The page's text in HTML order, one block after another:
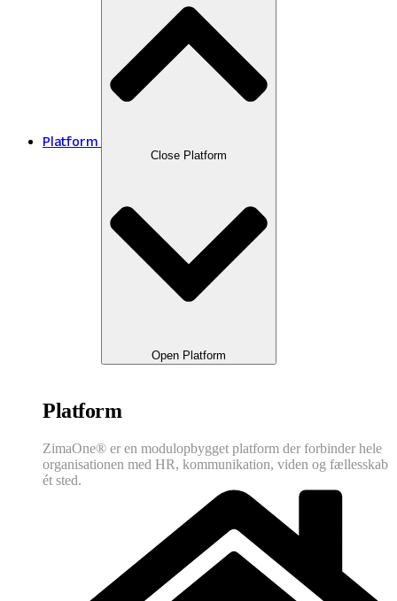
Platform
Close Platform
Open Platform
Platform
ZimaOne® er en modulopbygget platform der forbinder hele
organisationen med HR, kommunikation, viden og fællesskab
ét sted.